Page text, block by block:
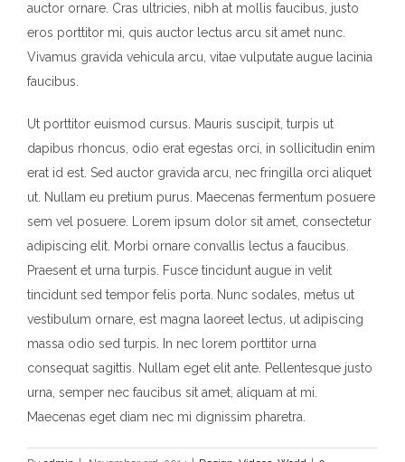
auctor ornare. Cras ultricies, nibh at mollis faucibus, justo
eros porttitor mi, quis auctor lectus arcu sit amet nunc.
Vivamus gravida vehicula arcu, vitae vulputate augue lacinia
faucibus.
Ut porttitor euismod cursus. Mauris suscipit, turpis ut
dapibus rhoncus, odio erat egestas orci, in sollicitudin enim
erat id est. Sed auctor gravida arcu, nec fringilla orci aliquet
ut. Nullam eu pretium purus. Maecenas fermentum posuere
sem vel posuere. Lorem ipsum dolor sit amet, consectetur
adipiscing elit. Morbi ornare convallis lectus a faucibus.
Praesent et urna turpis. Fusce tincidunt augue in velit
tincidunt sed tempor felis porta. Nunc sodales, metus ut
vestibulum ornare, est magna laoreet lectus, ut adipiscing
massa odio sed turpis. In nec lorem porttitor urna
consequat sagittis. Nullam eget elit ante. Pellentesque justo
urna, semper nec faucibus sit amet, aliquam at mi.
Maecenas eget diam nec mi dignissim pharetra.